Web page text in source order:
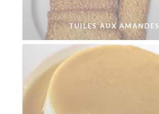
TUILES AUX AMANDES